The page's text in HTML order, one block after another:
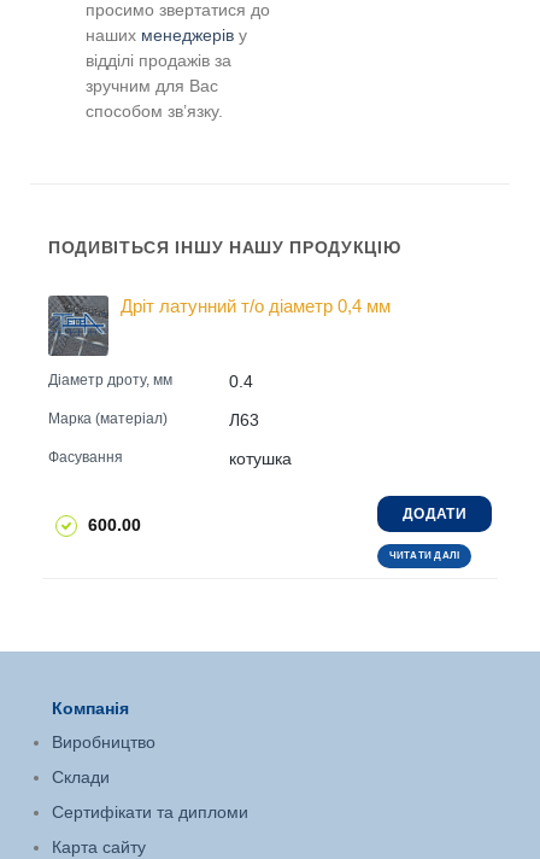
просимо звертатися до
наших менеджерів у
відділі продажів за
зручним для Вас
способом зв’язку.
ПОДИВІТЬСЯ ІНШУ НАШУ ПРОДУКЦІЮ
Дріт латунний т/о діаметр 0,4 мм
Діаметр дроту, мм 0.4
Марка (матеріал) Л63
Фасування котушка
600.00
ДОДАТИ
ЧИТАТИ ДАЛІ
Компанія
Виробництво
Склади
Сертифікати та дипломи
Карта сайту